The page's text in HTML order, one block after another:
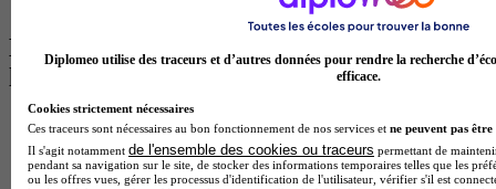
Les intitulés de diplôme par alternance
les plus recherchés
BTS Esf en alternance
BTS Dietetique en alternance
BTS Mco en alternance
BTS Pi en alternance
Diplomeo utilise des traceurs et d’autres données pour rendre la recherche
efficace.
Cookies strictement nécessaires
Ces traceurs sont nécessaires au bon fonctionnement de nos services et ne peuvent pas être
Il s'agit notamment de l'ensemble des cookies ou traceurs permettant de
pendant sa navigation sur le site, de stocker des informations temporaires telles que les
ou les offres vues, gérer les processus d'identification de l'utilisateur, vérifier s'il est